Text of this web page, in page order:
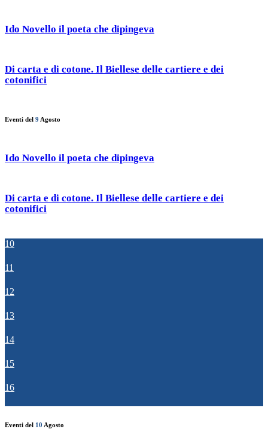
Ido Novello il poeta che dipingeva
Di carta e di cotone. Il Biellese delle cartiere e dei
cotonifici
Eventi del 9 Agosto
Ido Novello il poeta che dipingeva
Di carta e di cotone. Il Biellese delle cartiere e dei
cotonifici
10
11
12
13
14
15
16
Eventi del 10 Agosto